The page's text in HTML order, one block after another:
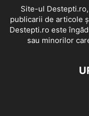
Site-ul
publicarii de articole
Destepti.ro este
sau minorilor